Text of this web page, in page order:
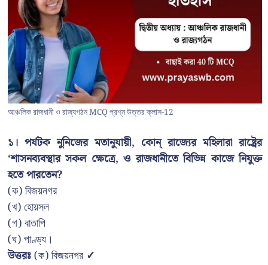
আঞ্চলিক রাজধানী ও রাজ্যগঠন MCQ প্রশ্ন উত্তর ক্লাস-12
১। পর্যটক নুনিজের মতানুযায়ী, কোন্ রাজ্যের মহিলারা রাষ্ট্রের
‘শাসনব্যবস্থার সকল ক্ষেত্রে, ও রাজধানীতে বিভিন্ন কাজে নিযুক্ত
হতে পারতেন?
(ক) বিজয়নগর
(খ) হোয়সল
(গ) বাতাপি
(ঘ) পাণ্ড্য।
উত্তরঃ(ক) বিজয়নগর ✓